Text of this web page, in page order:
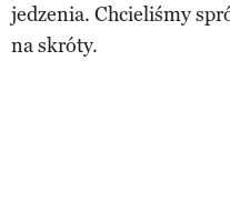
jedzenia. Chcieliśmy
na skróty.